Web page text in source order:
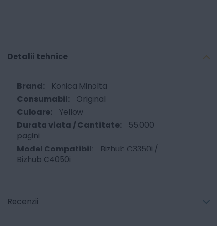
Detalii tehnice
Konica Minolta
Original
Yellow
55.000
pagini
Bizhub C3350i /
Bizhub C4050i
Recenzii